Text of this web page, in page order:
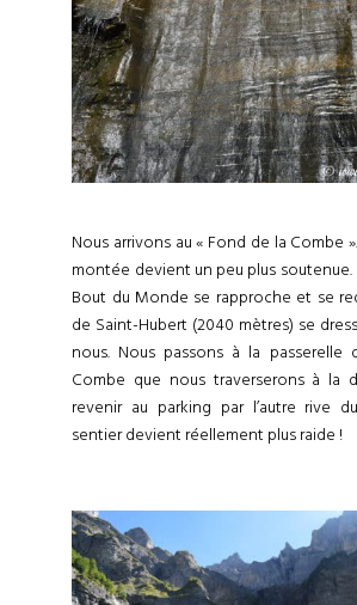
Nous arrivons au « Fond de la Combe
montée devient un peu plus soutenue.
Bout du Monde se rapproche et se
de Saint-Hubert (2040 mètres) se
nous. Nous passons à la passerelle
Combe que nous traverserons à la
revenir au parking par l’autre rive
sentier devient réellement plus raide !